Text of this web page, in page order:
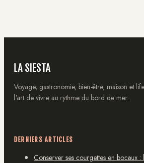
LA SIESTA
Voyage, gastronomie, bien-être, maison et
l'art de vivre au rythme du bord de mer.
DERNIERS ARTICLES
Conserver ses courgettes en bocaux